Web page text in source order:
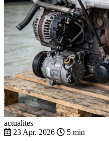
actualites
23 Apr. 2026
5 min